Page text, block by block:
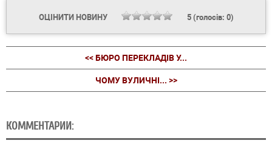
ОЦІНИТИ НОВИНУ 5(голосів: 0)
<< БЮРО ПЕРЕКЛАДІВ У...
ЧОМУ ВУЛИЧНІ... >>
КОММЕНТАРИИ: